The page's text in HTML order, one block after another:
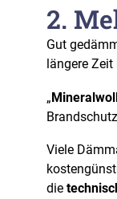
2.
Gut
längere
„
Viele
die